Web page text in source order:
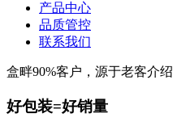
产品中心
品质管控
联系我们
盒畔90%客户，源于老客介绍
好包装=好销量